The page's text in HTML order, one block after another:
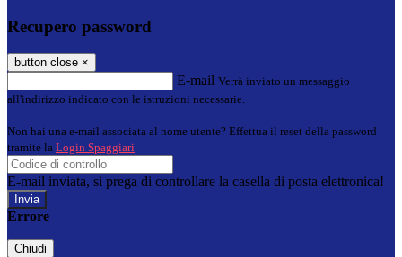
Recupero password
button close ×
E-mail Verrà inviato un messaggio
all'indirizzo indicato con le istruzioni necessarie.
Non hai una e-mail associata al nome utente? Effettua il reset della password
tramite la Login Spaggiari
E-mail inviata, si prega di controllare la casella di posta elettronica!
Errore
Chiudi